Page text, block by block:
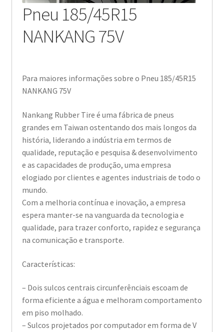
Pneu 185/45R15
NANKANG 75V
Para maiores informações sobre o Pneu 185/45R15
NANKANG 75V
Nankang Rubber Tire é uma fábrica de pneus
grandes em Taiwan ostentando dos mais longos da
história, liderando a indústria em termos de
qualidade, reputação e pesquisa & desenvolvimento
e as capacidades de produção, uma empresa
elogiado por clientes e agentes industriais de todo o
mundo.
Com a melhoria contínua e inovação, a empresa
espera manter-se na vanguarda da tecnologia e
qualidade, para trazer conforto, rapidez e segurança
na comunicação e transporte.
Características:
– Dois sulcos centrais circunferênciais escoam de
forma eficiente a água e melhoram comportamento
em piso molhado.
– Sulcos projetados por computador em forma de V